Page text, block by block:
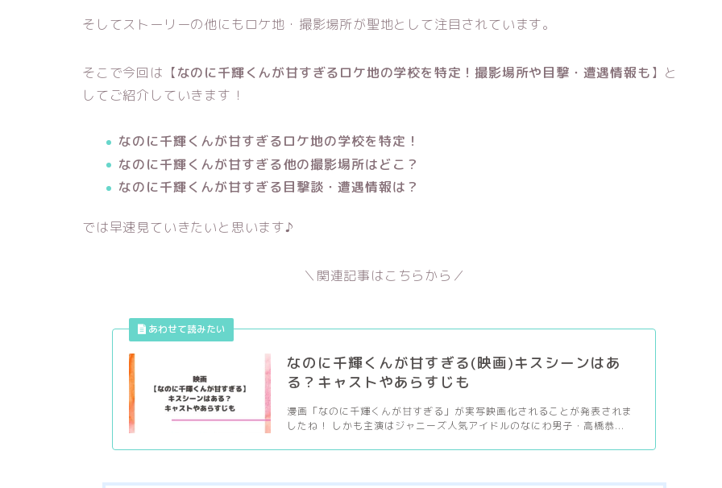
そしてストーリーの他にもロケ地・撮影場所が聖地として注目されています。
そこで今回は【なのに千輝くんが甘すぎるロケ地の学校を特定！撮影場所や目撃・遭遇情報も】と
してご紹介していきます！
なのに千輝くんが甘すぎるロケ地の学校を特定！
なのに千輝くんが甘すぎる他の撮影場所はどこ？
なのに千輝くんが甘すぎる目撃談・遭遇情報は？
では早速見ていきたいと思います♪
＼関連記事はこちらから／
なのに千輝くんが甘すぎる(映画)キスシーンはあ
る？キャストやあらすじも
漫画「なのに千輝くんが甘すぎる」が実写映画化されることが発表されま
したね！ しかも主演はジャニーズ人気アイドルのなにわ男子・高橋恭...